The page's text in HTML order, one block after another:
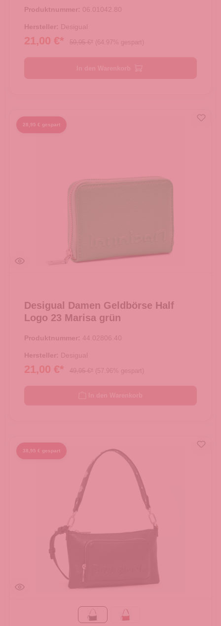
Produktnummer: 06.01042.80
Hersteller: Desigual
21,00 €* 59,95 €* (64.97% gespart)
28,95 € gespart
Desigual Damen Geldbörse Half
Logo 23 Marisa grün
Produktnummer: 44.02806.40
Hersteller: Desigual
21,00 €* 49,95 €* (57.96% gespart)
38,95 € gespart
Black Carmin